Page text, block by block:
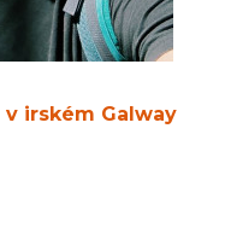
irském Galway